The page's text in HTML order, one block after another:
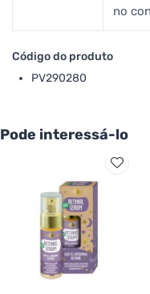
no
Código do produto
PV290280
Pode interessá-lo